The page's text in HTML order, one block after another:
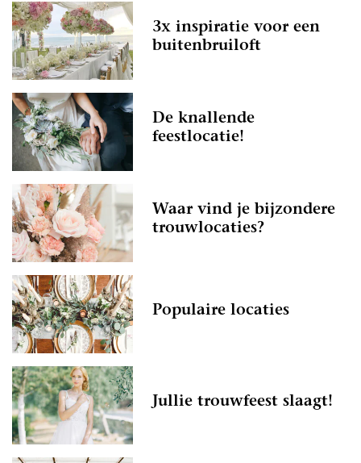
3x inspiratie voor een
buitenbruiloft
De knallende
feestlocatie!
Waar vind je bijzondere
trouwlocaties?
Populaire locaties
Jullie trouwfeest slaagt!